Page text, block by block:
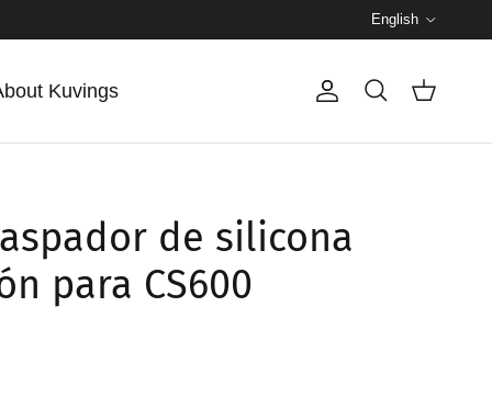
English
Kuvings Account
Search Cart
de silicona
para CS600